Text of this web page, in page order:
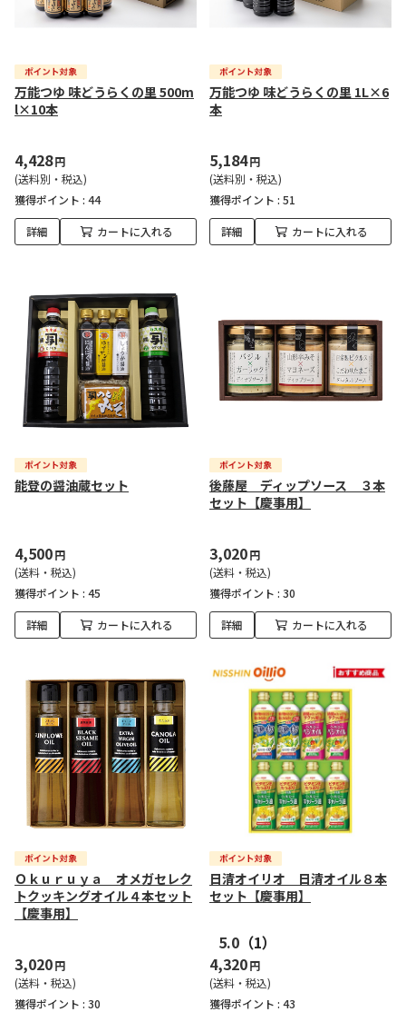
万能つゆ 味どうらくの里 500m
l×10本
4,428円
(送料別・税込)
獲得ポイント : 44
詳細 カートに入れる
万能つゆ 味どうらくの里 1L×6
本
5,184円
(送料別・税込)
獲得ポイント : 51
詳細 カートに入れる
能登の醤油蔵セット
4,500円
(送料・税込)
獲得ポイント : 45
詳細 カートに入れる
後藤屋 ディップソース ３本
セット【慶事用】
3,020円
(送料・税込)
獲得ポイント : 30
詳細 カートに入れる
Ｏｋｕｒｕｙａ オメガセレク
トクッキングオイル４本セット
【慶事用】
3,020円
(送料・税込)
獲得ポイント : 30
日清オイリオ 日清オイル８本
セット【慶事用】
5.0 （1）
4,320円
(送料・税込)
獲得ポイント : 43